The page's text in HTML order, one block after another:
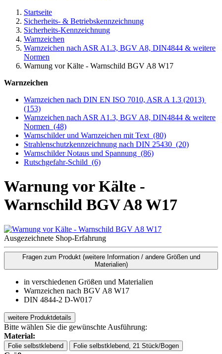
Startseite
Sicherheits- & Betriebskennzeichnung
Sicherheits-Kennzeichnung
Warnzeichen
Warnzeichen nach ASR A1.3, BGV A8, DIN4844 & weitere
Normen
Warnung vor Kälte - Warnschild BGV A8 W17
Warnzeichen
Warnzeichen nach DIN EN ISO 7010, ASR A 1.3 (2013)
(153)
Warnzeichen nach ASR A1.3, BGV A8, DIN4844 & weitere
Normen (48)
Warnschilder und Warnzeichen mit Text (80)
Strahlenschutzkennzeichnung nach DIN 25430 (20)
Warnschilder Notaus und Spannung (86)
Rutschgefahr-Schild (6)
Warnung vor Kälte -
Warnschild BGV A8 W17
Ausgezeichnete Shop-Erfahrung
Fragen zum Produkt (weitere Information / andere Größen und
Materialien)
in verschiedenen Größen und Materialien
Warnzeichen nach BGV A8 W17
DIN 4844-2 D-W017
weitere Produktdetails
Bitte wählen Sie die gewünschte Ausführung:
Material:
Folie selbstklebend Folie selbstklebend, 21 Stück/Bogen